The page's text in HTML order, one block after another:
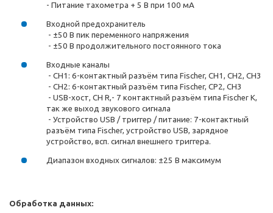
- Питание тахометра + 5 В при 100 мА
Входной предохранитель
- ±50 В пик переменного напряжения
- ±50 В продолжительного постоянного тока
Входные каналы
- CH1: 6-контактный разъём типа Fischer, CH1, CH2, CH3
- CH2: 6-контактный разъём типа Fischer, СР2, CH3
- USB-хост, CH R,- 7 контактный разъём типа Fischer К,
так же выход звукового сигнала
- Устройство USB / триггер / питание: 7-контактный
разъём типа Fischer, устройcтво USB, зарядное
устройство, всп. сигнал внешнего триггера.
Диапазон входных сигналов: ±25 В максимум
Обработка данных: